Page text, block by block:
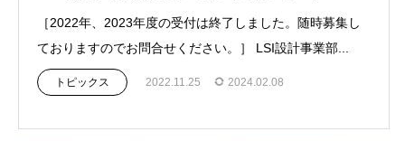
［2022年、2023年度の受付は終了しました。随時募集し
ておりますのでお問合せください。］ LSI設計事業部...
トピックス 2022.11.25 2024.02.08